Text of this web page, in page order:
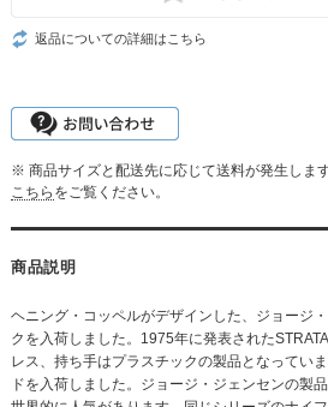
返品についての詳細はこちら
※ 商品サイズと配送先に応じて送料が発生しま
こちら をご覧ください。
商品説明
ヘニング・コッペルがデザインした、ジョージ
クを入荷しました。1975年に発表された
レス、持ち手はプラスチックの製品となってい
ドを入荷しました。ジョージ・ジェンセンの製